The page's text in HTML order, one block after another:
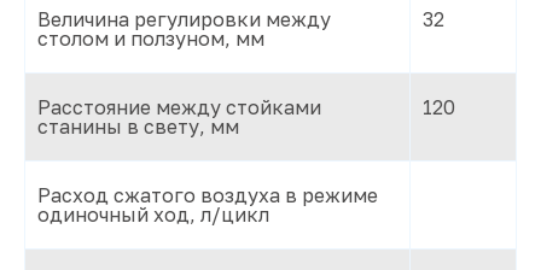
Величина регулировки между
столом и ползуном, мм
32
Расстояние между стойками
станины в свету, мм
120
Расход сжатого воздуха в режиме
одиночный ход, л/цикл